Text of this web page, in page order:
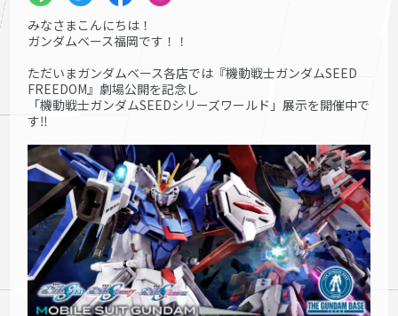
みなさまこんにちは！
ガンダムベース福岡です！！
ただいまガンダムベース各店では『機動戦士ガンダムSEED
FREEDOM』劇場公開を記念し
「機動戦士ガンダムSEEDシリーズワールド」展示を開催中で
す‼